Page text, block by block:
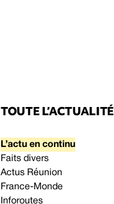
TOUTE L’ACTUALITÉ
L’actu en continu
Faits divers
Actus Réunion
France-Monde
Inforoutes